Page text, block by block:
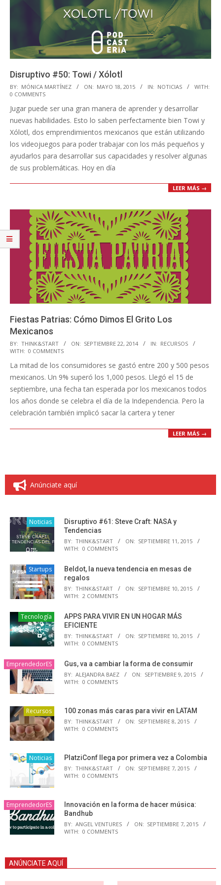
Disruptivo #50: Towi / Xólotl
2015-
05-
18
BY: MÓNICA MARTÍNEZ ON: MAYO 18, 2015 IN: NOTICIAS
WITH:
0 COMMENTS
Jugar puede ser una gran manera de aprender y desarrollar
nuevas habilidades. Esto lo saben perfectamente bien Towi y
Xólotl, dos emprendimientos mexicanos que están utilizando
los videojuegos para poder trabajar con los más pequeños y
ayudarlos para desarrollar sus capacidades y resolver algunas
de sus problemáticas. Hoy en día
LEER MÁS →
Fiestas Patrias: Cómo Dimos El Grito Los
Mexicanos
2014-
09-
22
BY: THINK&START ON: SEPTIEMBRE 22, 2014 IN: RECURSOS
WITH: 0 COMMENTS
La mitad de los consumidores se gastó entre 200 y 500 pesos
mexicanos. Un 9% superó los 1,000 pesos. Llegó el 15 de
septiembre, una fecha tan esperada por los mexicanos todos
los años donde se celebra el día de la Independencia. Pero la
celebración también implicó sacar la cartera y tener
LEER MÁS →
Anúnciate aquí
Noticias
Disruptivo #61: Steve Craft: NASA y
Tendencias
BY: THINK&START ON: SEPTIEMBRE 11, 2015
WITH: 0 COMMENTS
Startups
Beldot, la nueva tendencia en mesas de
regalos
BY: THINK&START ON: SEPTIEMBRE 10, 2015
WITH: 2 COMMENTS
Tecnología
APPS PARA VIVIR EN UN HOGAR MÁS
EFICIENTE
BY: THINK&START ON: SEPTIEMBRE 10, 2015
WITH: 0 COMMENTS
EmprendedorES Gus, va a cambiar la forma de consumir
BY: ALEJANDRA BAEZ ON: SEPTIEMBRE 9, 2015
WITH: 0 COMMENTS
Recursos 100 zonas más caras para vivir en LATAM
BY: THINK&START ON: SEPTIEMBRE 8, 2015
WITH: 0 COMMENTS
Noticias PlatziConf llega por primera vez a Colombia
BY: THINK&START ON: SEPTIEMBRE 7, 2015
WITH: 0 COMMENTS
EmprendedorES
Innovación en la forma de hacer música:
Bandhub
BY: ANGEL VENTURES ON: SEPTIEMBRE 7, 2015
WITH: 0 COMMENTS
ANÚNCIATE AQUÍ